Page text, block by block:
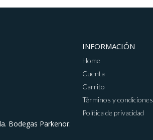
Bodegas Parkenor.
INFORMACIÓN
Home
Cuenta
Carrito
Términos y condiciones
Política de privacidad